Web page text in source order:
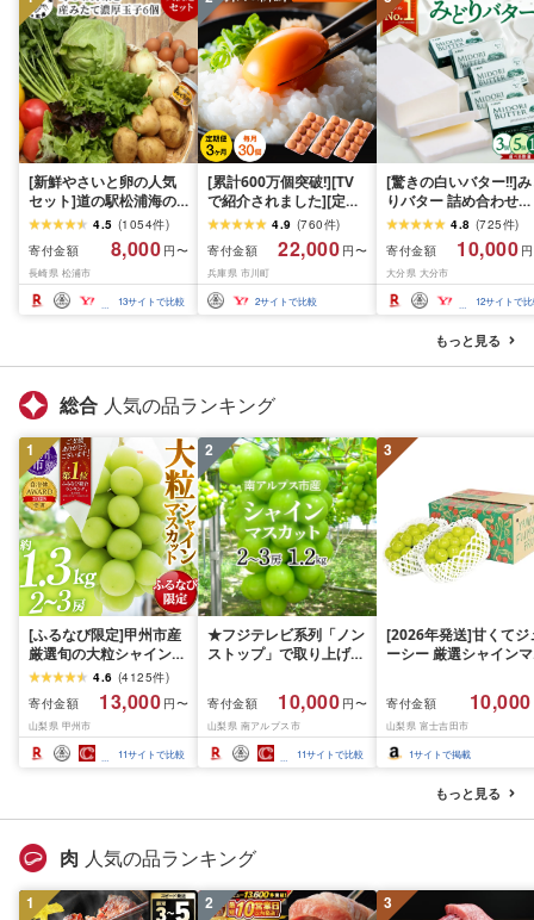
[新鮮やさいと卵の人気
セット]道の駅松浦海の
ふるさと館『旬のお野菜
+産みたて濃厚玉子6個』
の大満足セット![A8-
039]ふるさと納税 野菜
ふるさと納税 やさい 詰
め合わせ 野菜セット 旬
4.5 (1054件)
寄付金額
8,000 円〜
長崎県 松浦市
13サイトで比較
[累計600万個突破!][TV
で紹介されました][定期
便]タズミの卵(30個×3ヶ
月)022AB01N./こだわり
卵 市川町産 兵庫県産 た
まご たまごかけご飯 玉
子 生卵 鶏卵 タマゴ 卵焼
き TKG 3か月 定期便
4.9 (760件)
寄付金額
22,000 円〜
兵庫県 市川町
2サイトで比較
[驚きの白いバター!!]
りバター 詰め合わせ
225g [選べる数量]3個
ット〜 個包装 有塩 バ
ー 人気 九州乳業 プレ
アムホワイト コク 白
バター トースト ホイ
プバター 生乳 九州産
産 有塩 パン 料理 お取
寄せ セット 朝食 チャ
ン製法
4.8 (725件)
寄付金額
10,000
大分県 大分市
12サイトで
もっと見る
総合 人気の品ランキング
1
[ふるなび限定]甲州市産
厳選旬の大粒シャインマ
スカット 約1.3kg 2〜3
房[2026年発送]
(MG)B12-472 FN-
Limited-VO シャインマ
スカット フルーツ
4.6 (4125件)
寄付金額
13,000 円〜
山梨県 甲州市
11サイトで比較
2
★フジテレビ系列「ノン
ストップ」で取り上げら
先行予約]南アルプス市
産シャインマスカット
1.2kg以上(2〜3房)ふる
さと納税 おすすめ 山梨
県 南アルプス市 送料無
寄付金額 10,000 円〜
山梨県 南アルプス市
11サイトで比較
3
[2026年発送]甘くてジ
ーシー 厳選シャインマ
月前半(1〜15日)から
月下旬までの発送) フ
ーツ ぶどう 果物 山梨
産 2026 旬 大粒 高級
寄付金額 10,000
山梨県 富士吉田市
1サイトで掲載
もっと見る
肉 人気の品ランキング
1 2 3